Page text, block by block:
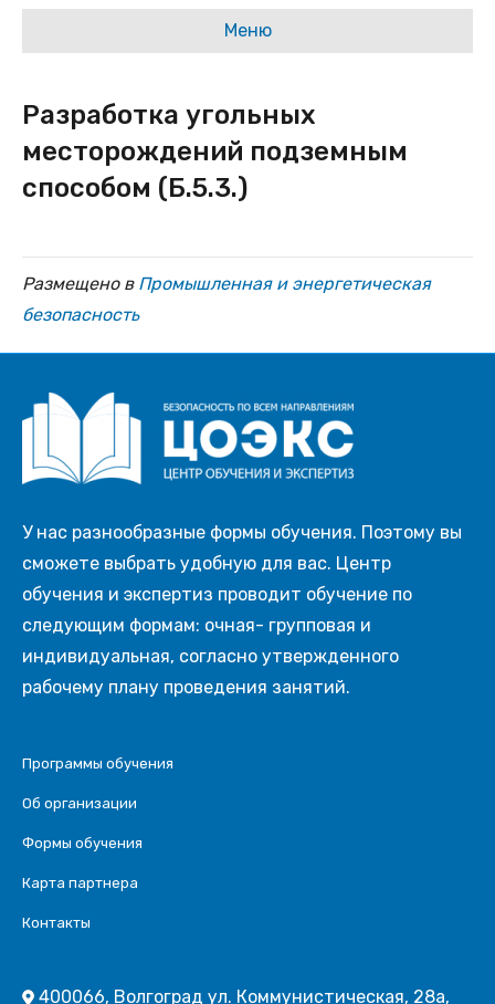
Меню
Разработка угольных
месторождений подземным
способом (Б.5.3.)
Размещено в Промышленная и энергетическая
безопасность
У нас разнообразные формы обучения. Поэтому вы
сможете выбрать удобную для вас. Центр
обучения и экспертиз проводит обучение по
следующим формам: очная- групповая и
индивидуальная, согласно утвержденного
рабочему плану проведения занятий.
Программы обучения
Об организации
Формы обучения
Карта партнера
Контакты
400066, Волгоград ул. Коммунистическая, 28а,